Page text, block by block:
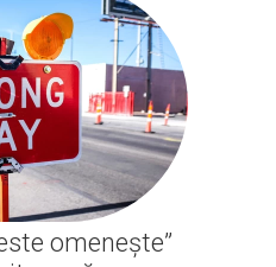
omenește”